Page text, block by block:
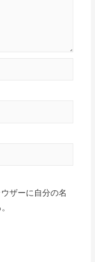
ザーに自分の名